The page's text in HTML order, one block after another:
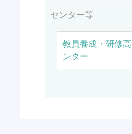
センター等
教員養成・研修
ンター